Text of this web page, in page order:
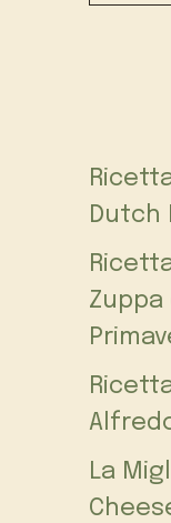
Dutch
Zuppa
La